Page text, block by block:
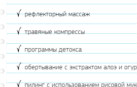
рефлекторный массаж
травяные компрессы
программы детокса
обертывание с экстрактом алоэ и
пилинг с использованием рисовой